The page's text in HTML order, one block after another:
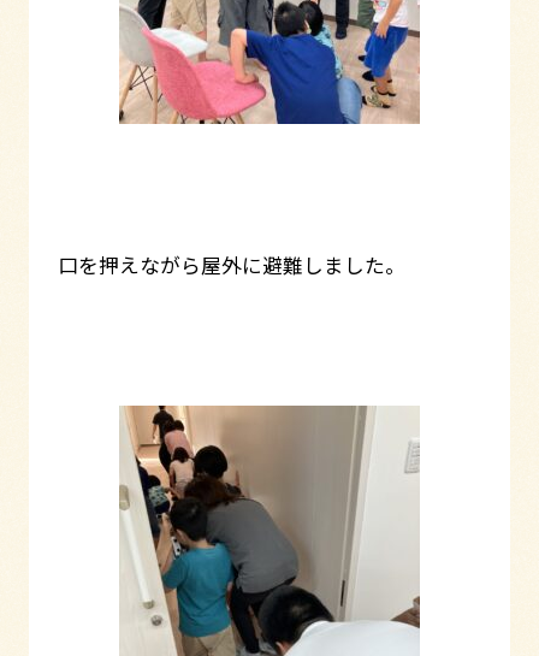
口を押えながら屋外に避難しました。